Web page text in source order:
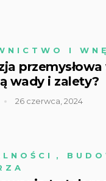
I
wady i zalety?
26 czerwca, 2024
,